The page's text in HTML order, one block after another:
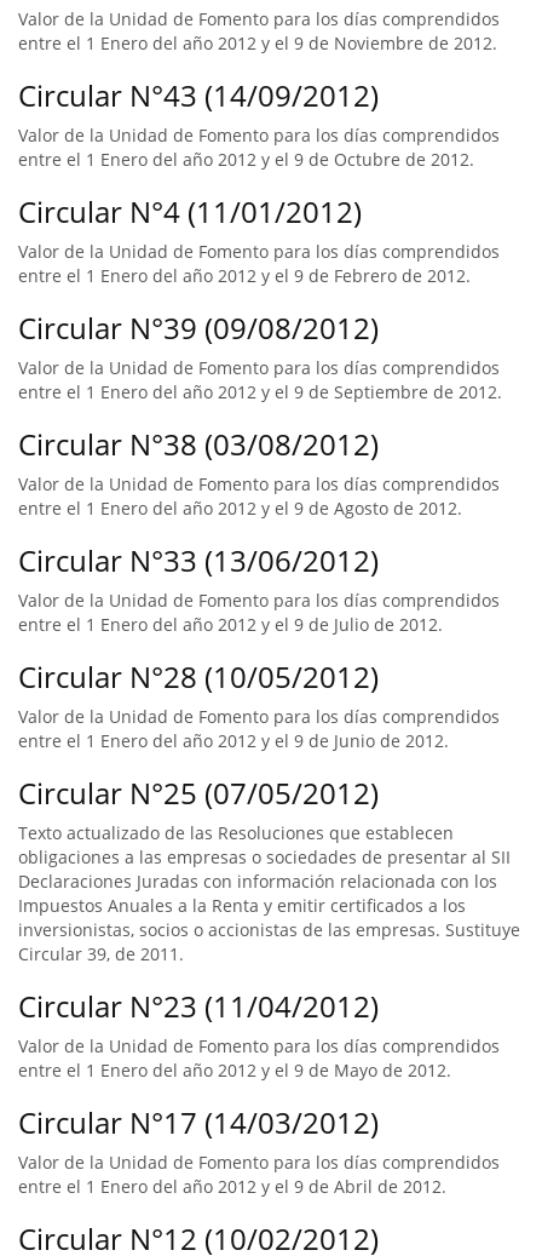
Valor de la Unidad de Fomento para los días comprendidos
entre el 1 Enero del año 2012 y el 9 de Noviembre de 2012.
Circular N°43 (14/09/2012)
Valor de la Unidad de Fomento para los días comprendidos
entre el 1 Enero del año 2012 y el 9 de Octubre de 2012.
Circular N°4 (11/01/2012)
Valor de la Unidad de Fomento para los días comprendidos
entre el 1 Enero del año 2012 y el 9 de Febrero de 2012.
Circular N°39 (09/08/2012)
Valor de la Unidad de Fomento para los días comprendidos
entre el 1 Enero del año 2012 y el 9 de Septiembre de 2012.
Circular N°38 (03/08/2012)
Valor de la Unidad de Fomento para los días comprendidos
entre el 1 Enero del año 2012 y el 9 de Agosto de 2012.
Circular N°33 (13/06/2012)
Valor de la Unidad de Fomento para los días comprendidos
entre el 1 Enero del año 2012 y el 9 de Julio de 2012.
Circular N°28 (10/05/2012)
Valor de la Unidad de Fomento para los días comprendidos
entre el 1 Enero del año 2012 y el 9 de Junio de 2012.
Circular N°25 (07/05/2012)
Texto actualizado de las Resoluciones que establecen
obligaciones a las empresas o sociedades de presentar al SII
Declaraciones Juradas con información relacionada con los
Impuestos Anuales a la Renta y emitir certificados a los
inversionistas, socios o accionistas de las empresas. Sustituye
Circular 39, de 2011.
Circular N°23 (11/04/2012)
Valor de la Unidad de Fomento para los días comprendidos
entre el 1 Enero del año 2012 y el 9 de Mayo de 2012.
Circular N°17 (14/03/2012)
Valor de la Unidad de Fomento para los días comprendidos
entre el 1 Enero del año 2012 y el 9 de Abril de 2012.
Circular N°12 (10/02/2012)